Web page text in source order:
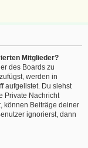
Mitglieder?
des Boards zu
werden in
aufgelistet. Du siehst
Private Nachricht
können Beiträge deiner
ignorierst, dann